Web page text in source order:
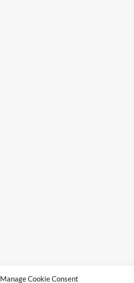
Manage Cookie Consent